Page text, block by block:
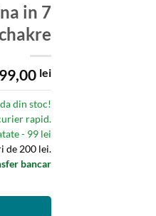
in 7
lei
din stoc!
rapid.
- 99 lei
de 200 lei.
bancar